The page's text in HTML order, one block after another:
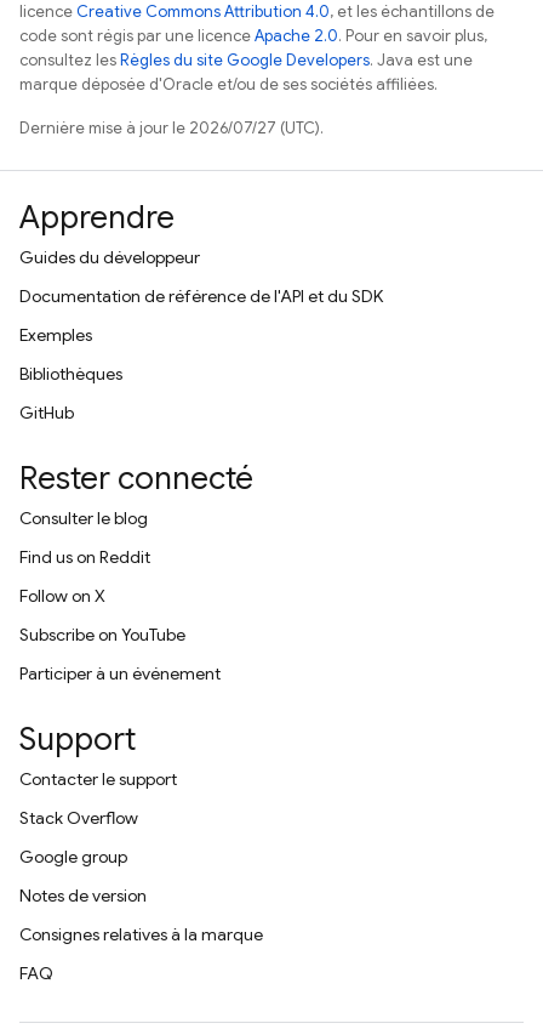
licenceCreative Commons Attribution 4.0, et les échantillons de
code sont régis par une licenceApache 2.0. Pour en savoir plus,
consultez lesRègles du site Google Developers. Java est une
marque déposée d'Oracle et/ou de ses sociétés affiliées.
Dernière mise à jour le 2026/07/27 (UTC).
Apprendre
Guides du développeur
Documentation de référence de l'API et du SDK
Exemples
Bibliothèques
GitHub
Rester connecté
Consulter le blog
Find us on Reddit
Follow on X
Subscribe on YouTube
Participer à un événement
Support
Contacter le support
Stack Overflow
Google group
Notes de version
Consignes relatives à la marque
FAQ